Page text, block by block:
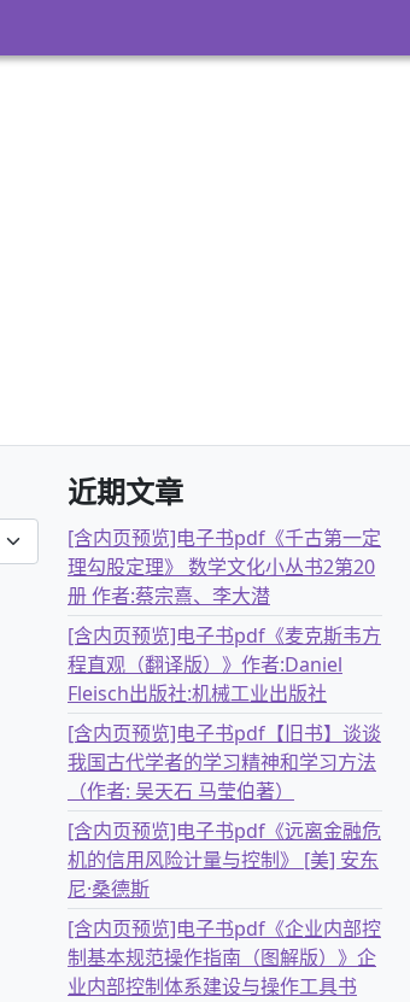
近期文章
[含内页预览]电子书pdf《千古第一定
理勾股定理》 数学文化小丛书2第20
册 作者:蔡宗熹、李大潜
[含内页预览]电子书pdf《麦克斯韦方
程直观（翻译版）》作者:Daniel
Fleisch出版社:机械工业出版社
[含内页预览]电子书pdf【旧书】谈谈
我国古代学者的学习精神和学习方法
（作者: 吴天石 马莹伯著）
[含内页预览]电子书pdf《远离金融危
机的信用风险计量与控制》 [美] 安东
尼·桑德斯
[含内页预览]电子书pdf《企业内部控
制基本规范操作指南（图解版）》企
业内部控制体系建设与操作工具书